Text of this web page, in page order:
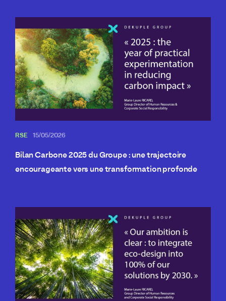
RSE 15/05/2026
Bilan Carbone 2025 du Groupe : une trajectoire
encourageante vers une transformation profonde